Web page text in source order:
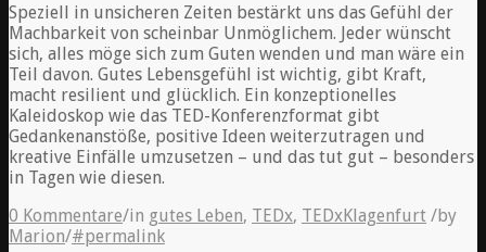
Speziell in unsicheren Zeiten bestärkt uns das Gefühl der
Machbarkeit von scheinbar Unmöglichem. Jeder wünscht
sich, alles möge sich zum Guten wenden und man wäre ein
Teil davon. Gutes Lebensgefühl ist wichtig, gibt Kraft,
macht resilient und glücklich. Ein konzeptionelles
Kaleidoskop wie das TED-Konferenzformat gibt
Gedankenanstöße, positive Ideen weiterzutragen und
kreative Einfälle umzusetzen – und das tut gut – besonders
in Tagen wie diesen.
0 Kommentare/in gutes Leben, TEDx, TEDxKlagenfurt /by
Marion/#permalink